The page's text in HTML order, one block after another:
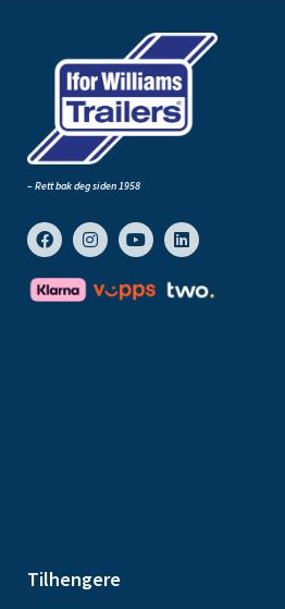
– Rett bak deg siden 1958
Tilhengere